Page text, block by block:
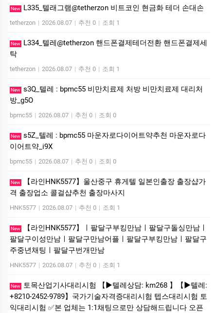
New L335_텔래그램@tetherzon 비트코인 현금화 테더 손대손
tetherzon | 2026.08.07 | 추천 0 | 조회 1
New
L334_텔레@tetherzon 핸드폰결제테더전환 핸드폰결제세
탁
tetherzon | 2026.08.07 | 추천 0 | 조회 1
New s3Q_텔레 : bpmc55 비만치료제 처방 비만치료제 대리처
방_g5O
bpmc55 | 2026.08.07 | 추천 0 | 조회 0
New s5Z_텔레 : bpmc55 마운자로다이어트약추천 마운자로다
이어트약_i9X
bpmc55 | 2026.08.07 | 추천 0 | 조회 0
New
【라인HNK5577】울산중구 휴게텔 일본인출장 출장샵가
격 출장업소 콜걸샵추천 출장마사지
HNK5577 | 2026.08.07 | 추천 0 | 조회 1
New
【라인HNK5577】ㅣ팔달구부킹만남ㅣ팔달구돌싱만남ㅣ
팔달구이성만남ㅣ팔달구만남어플ㅣ팔달구부킹만남ㅣ팔달구
주중년채팅ㅣ팔달구번개만남
HNK5577 | 2026.08.07 | 추천 0 | 조회 1
New
토목산업기사대리시험 【▶텔레상담: km268 】【▶텔레:
+8210-2452-9789】국가기술자격증대리시험 텝스대리시험 토
익대리시험 ✅본 업체는 1:1채팅으로만 상담해드립니다 오픈